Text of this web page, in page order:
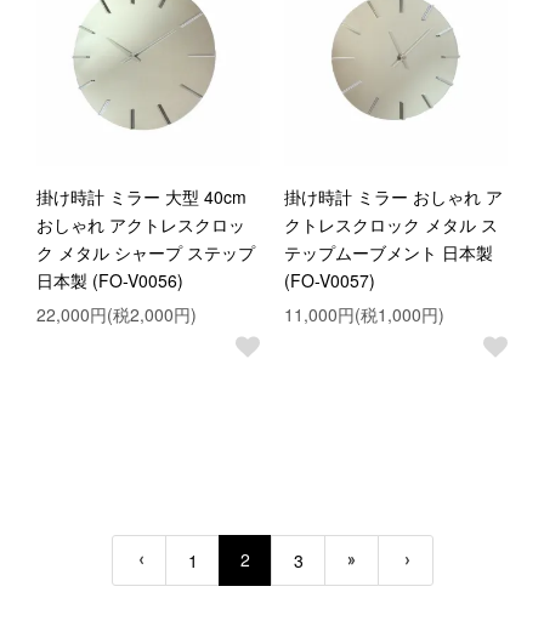
掛け時計 ミラー 大型 40cm
おしゃれ アクトレスクロッ
ク メタル シャープ ステップ
日本製 (FO-V0056)
22,000円(税2,000円)
掛け時計 ミラー おしゃれ ア
クトレスクロック メタル ス
テップムーブメント 日本製
(FO-V0057)
11,000円(税1,000円)
1 2 3